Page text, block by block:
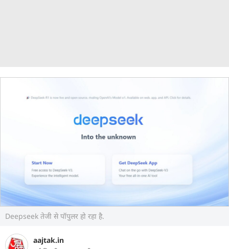
Deepseek तेजी से पॉपुलर हो रहा है.
aajtak.in